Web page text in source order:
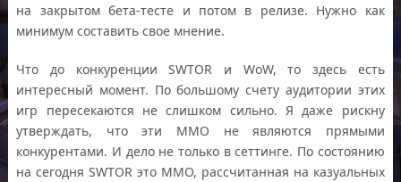
на закрытом бета-тесте и потом в релизе. Нужно как
минимум составить свое мнение.
Что до конкуренции SWTOR и WoW, то здесь есть
интересный момент. По большому счету аудитории этих
игр пересекаются не слишком сильно. Я даже рискну
утверждать, что эти ММО не являются прямыми
конкурентами. И дело не только в сеттинге. По состоянию
на сегодня SWTOR это ММО, рассчитанная на казуальных